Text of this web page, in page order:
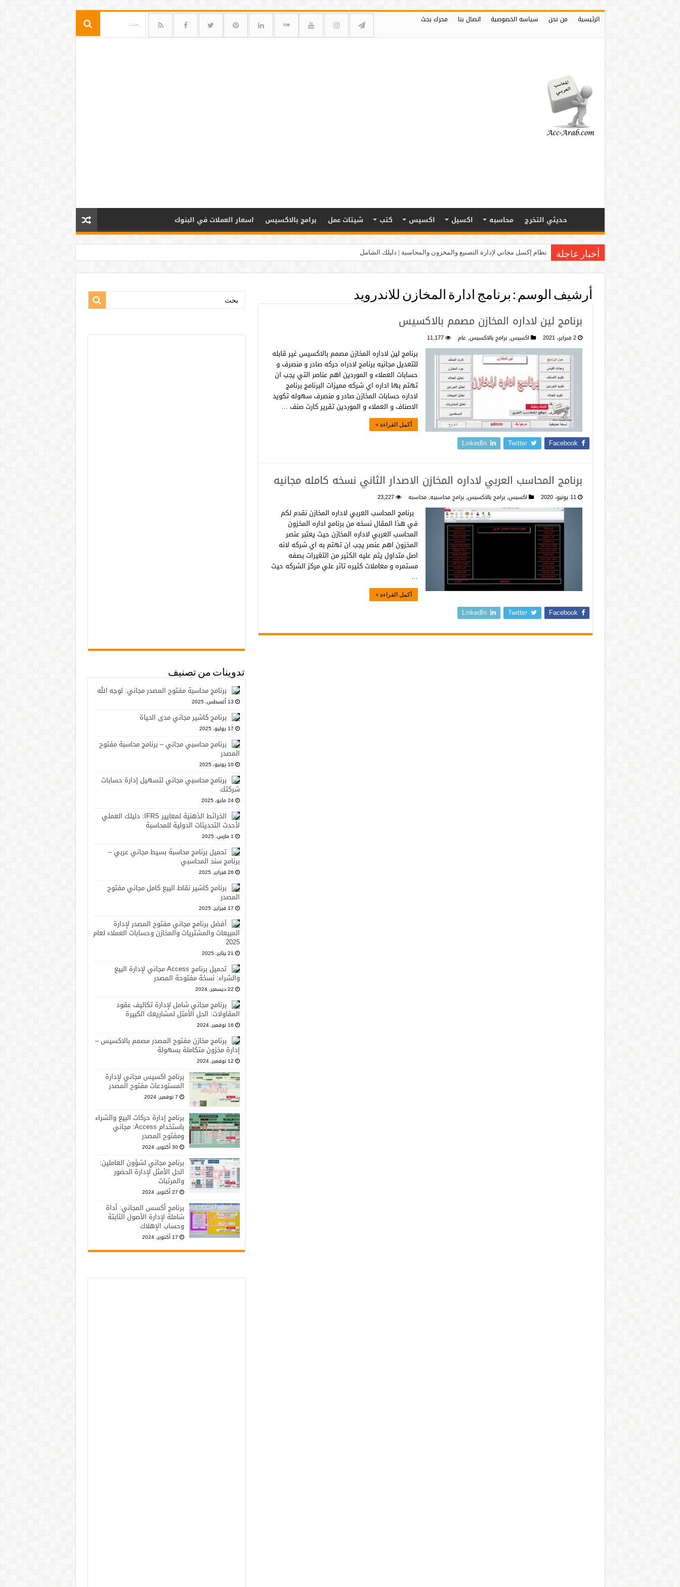
الرئيسية من نحن سياسه الخصوصية اتصال بنا محرك بحث
حديثي التخرج محاسبه اكسيل اكسيس كتب شيتات عمل برامج بالاكسيس اسعار العملات في البنوك
أخبار عاجلة نظام إكسل مجاني لإدارة التصنيع والمخزون والمحاسبة | دليلك الشامل
أرشيف الوسم : برنامج ادارة المخازن للاندرويد
برنامج لين لاداره المخازن مصمم بالاكسيس
2 فبراير، 2021 اكسيس,برامج بالاكسيس,عام 11,177
برنامج لين لاداره المخازن مصمم بالاكسيس غير قابله
للتعديل مجانيه برنامج لادراه حركه صادر و منصرف و
حسابات العملاء و الموردين اهم عناصر التي يجب ان
تهتم بها اداره اي شركه مميزات البرنامج برنامج
لاداره حسابات المخازن صادر و منصرف سهوله تكويد
الاصناف و العملاء و الموردين تقرير كارت صنف …
أكمل القراءة »
Facebook
Twitter
LinkedIn
برنامج المحاسب العربي لاداره المخازن الاصدار الثاني نسخه كامله مجانيه
11 يونيو، 2020 اكسيس,برامج بالاكسيس,برامج محاسبيه,محاسبه 23,227
برنامج المحاسب العربي لاداره المخازن نقدم لكم
في هذا المقال نسخه من برنامج اداره المخزون
المحاسب العربي لاداره المخازن حيث يعتبر عنصر
المخزون اهم عنصر يجب ان تهتم به اي شركه لانه
اصل متداول يتم عليه الكثير من التغيرات بصفه
مستمره و معاملات كثيره تاثر علي مركز الشركه حيث
…
أكمل القراءة »
Facebook
Twitter
LinkedIn
بحث:
تدوينات من تصنيف
برنامج محاسبة مفتوح المصدر مجاني: لوجه الله
13 أغسطس، 2025
برنامج كاشير مجاني مدى الحياة
17 يوليو، 2025
برنامج محاسبي مجاني – برنامج محاسبة مفتوح
المصدر
10 يونيو، 2025
برنامج محاسبي مجاني لتسهيل إدارة حسابات
شركتك
24 مايو، 2025
الخرائط الذهنية لمعايير IFRS: دليلك العملي
لأحدث التحديثات الدولية للمحاسبة
1 مارس، 2025
تحميل برنامج محاسبة بسيط مجاني عربي –
برنامج سند المحاسبي
26 فبراير، 2025
برنامج كاشير نقاط البيع كامل مجاني مفتوح
المصدر
17 فبراير، 2025
أفضل برنامج مجاني مفتوح المصدر لإدارة
المبيعات والمشتريات والمخازن وحسابات العملاء لعام
2025
21 يناير، 2025
تحميل برنامج Access مجاني لإدارة البيع
والشراء: نسخة مفتوحة المصدر
22 ديسمبر، 2024
برنامج مجاني شامل لإدارة تكاليف عقود
المقاولات: الحل الأمثل لمشاريعك الكبيرة
16 نوفمبر، 2024
برنامج مخازن مفتوح المصدر مصمم بالاكسيس –
إدارة مخزون متكاملة بسهولة
12 نوفمبر، 2024
برنامج اكسيس مجاني لإدارة
المستودعات مفتوح المصدر
7 نوفمبر، 2024
برنامج إدارة حركات البيع والشراء
باستخدام Access: مجاني
ومفتوح المصدر
30 أكتوبر، 2024
برنامج مجاني لشؤون العاملين:
الحل الأمثل لإدارة الحضور
والمرتبات
27 أكتوبر، 2024
برنامج أكسس المجاني: أداة
شاملة لإدارة الأصول الثابتة
وحساب الإهلاك
17 أكتوبر، 2024